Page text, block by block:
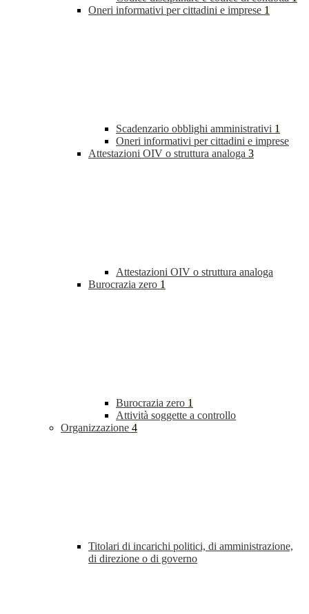
Oneri informativi per cittadini e imprese 1
Scadenzario obblighi amministrativi 1
Oneri informativi per cittadini e imprese
Attestazioni OIV o struttura analoga 3
Attestazioni OIV o struttura analoga
Burocrazia zero 1
Burocrazia zero 1
Attività soggette a controllo
Organizzazione 4
Titolari di incarichi politici, di amministrazione,
di direzione o di governo